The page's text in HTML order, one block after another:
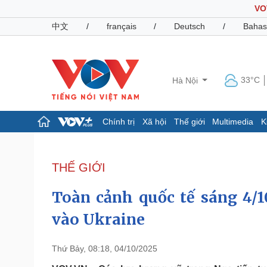
中文
/ français / Deutsch /
Hà Nội 33°C
Chính trị Xã hội Thế giới Multimedia
Đảng
Tổ chức nhân sự
Nhận diện sự thật
Giáo dục
Dấu ấn VOV
Pháp luật
THẾ GIỚI
Toàn cảnh quốc tế sáng 4/
vào Ukraine
Thứ Bảy, 08:18, 04/10/2025